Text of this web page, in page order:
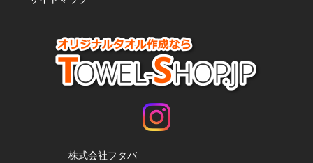
株式会社フタバ